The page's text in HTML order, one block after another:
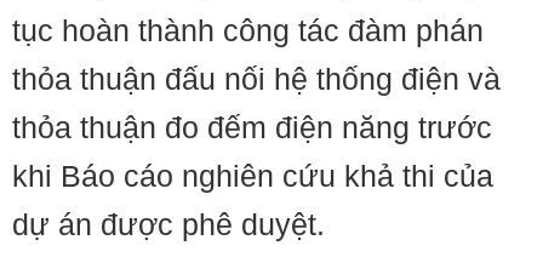
tục hoàn thành công tác đàm phán
thỏa thuận đấu nối hệ thống điện và
thỏa thuận đo đếm điện năng trước
khi Báo cáo nghiên cứu khả thi của
dự án được phê duyệt.